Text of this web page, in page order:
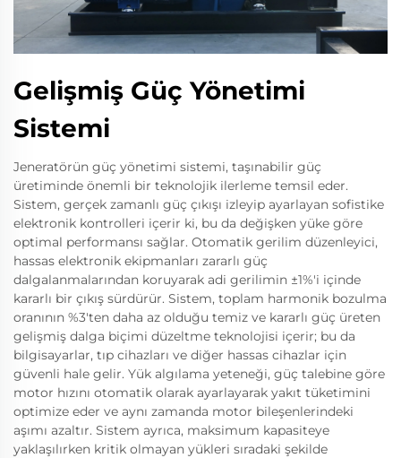
Gelişmiş Güç Yönetimi
Sistemi
Jeneratörün güç yönetimi sistemi, taşınabilir güç
üretiminde önemli bir teknolojik ilerleme temsil eder.
Sistem, gerçek zamanlı güç çıkışı izleyip ayarlayan sofistike
elektronik kontrolleri içerir ki, bu da değişken yüke göre
optimal performansı sağlar. Otomatik gerilim düzenleyici,
hassas elektronik ekipmanları zararlı güç
dalgalanmalarından koruyarak adi gerilimin ±1%'i içinde
kararlı bir çıkış sürdürür. Sistem, toplam harmonik bozulma
oranının %3'ten daha az olduğu temiz ve kararlı güç üreten
gelişmiş dalga biçimi düzeltme teknolojisi içerir; bu da
bilgisayarlar, tıp cihazları ve diğer hassas cihazlar için
güvenli hale gelir. Yük algılama yeteneği, güç talebine göre
motor hızını otomatik olarak ayarlayarak yakıt tüketimini
optimize eder ve aynı zamanda motor bileşenlerindeki
aşımı azaltır. Sistem ayrıca, maksimum kapasiteye
yaklaşılırken kritik olmayan yükleri sıradaki şekilde